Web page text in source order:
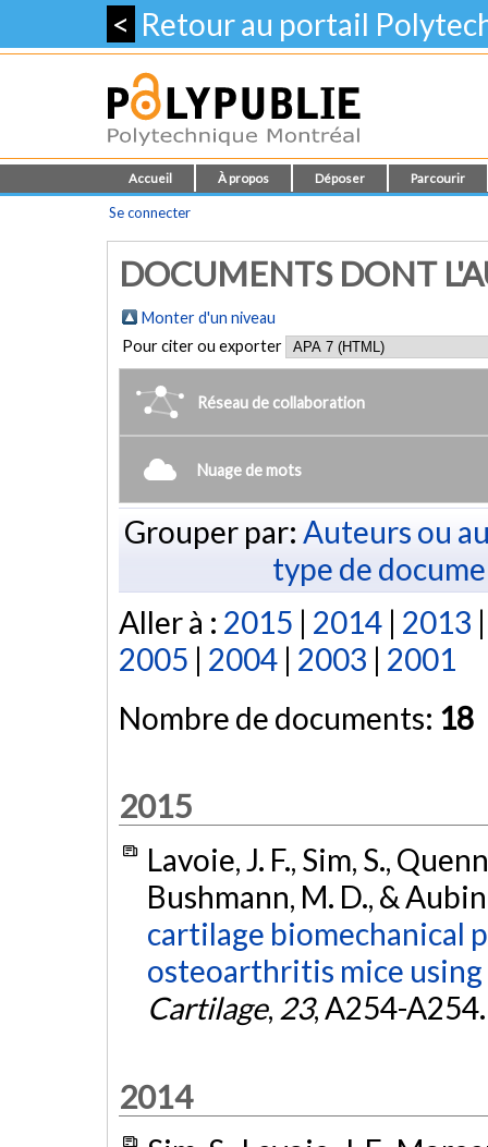
< Retour au portail
Accueil À propos Déposer Parcourir
Se connecter
DOCUMENTS DONT
Monter d'un niveau
Pour citer ou exporter
Réseau de collaboration
Nuage de mots
Grouper par: Auteurs ou
type de
Aller à : 2015 | 2014 | 2013
2005 | 2004 | 2003 | 2001
Nombre de documents: 18
2015
Lavoie, J. F., Sim, S.,
Bushmann, M. D., &
cartilage biomechanical
osteoarthritis mice
Cartilage, 23, A254-
2014